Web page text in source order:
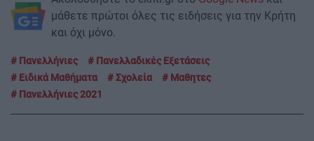
μάθετε πρώτοι όλες τις ειδήσεις για την Κρήτη
και όχι μόνο.
Πανελλήνιες
Πανελλαδικές Εξετάσεις
Ειδικά Μαθήματα
Σχολεία
Μαθητες
Πανελλήνιες 2021